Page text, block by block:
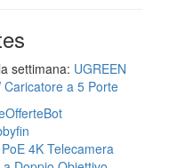
settimana: UGREEN
Caricatore a 5 Porte
4K Telecamera